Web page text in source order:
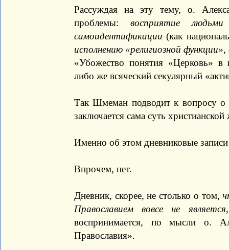
Рассуждая на эту тему, о.
проблемы:восприятие
самоидентификации(как
исполнению «религиозной
«Убожество понятия «Церковь»
либо же всяческий секулярный
Так Шмеман подводит к вопросу о
заключается сама суть
Именно об этом дневниковые
Впрочем, нет.
Дневник, скорее, не столько о том,
Православием вовсе не является
воспринимается, по мысли о.
Православия».